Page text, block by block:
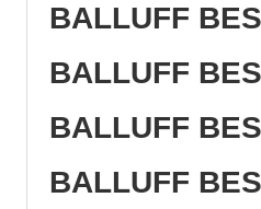
BALLUFF
BALLUFF
BALLUFF
BALLUFF